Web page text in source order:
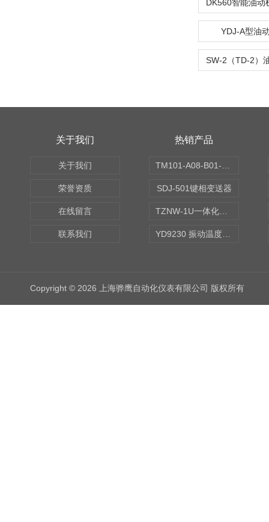
YDJ-A型油
关于我们
关于我们
荣誉资质
在线留言
联系我们
热销产品
SDJ-501键相变送器
Copyright © 2026 上海骅鹰自动化仪表有限公司 版权所有